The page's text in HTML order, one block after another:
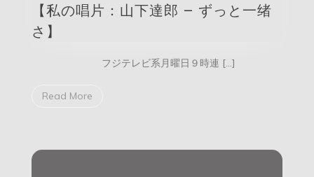
下
達
一
【私の唱片：山下達郎 – ずっと一绪
さ】
フジテレビ系月曜日９時連 […]
Read More